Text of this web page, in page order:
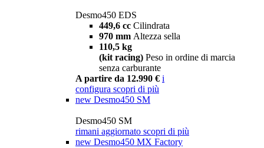
Desmo450 EDS
449,6 cc Cilindrata
970 mm Altezza sella
110,5 kg
(kit racing) Peso in ordine di marcia
senza carburante
A partire da 12.990 € i
configura scopri di più
new Desmo450 SM
Desmo450 SM
rimani aggiornato scopri di più
new Desmo450 MX Factory